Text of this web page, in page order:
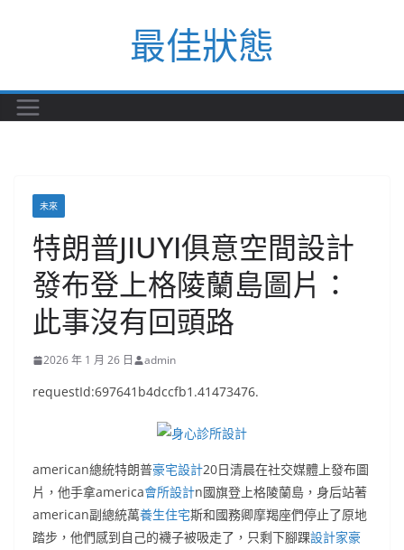
最佳狀態
未來
特朗普JIUYI俱意空間設計
發布登上格陵蘭島圖片：
此事沒有回頭路
2026 年 1 月 26 日 admin
requestId:697641b4dccfb1.41473476.
身心診所設計
american總統特朗普豪宅設計20日清晨在社交媒體上發布圖
片，他手拿america會所設計n國旗登上格陵蘭島，身后站著
american副總統萬養生住宅斯和國務卿摩羯座們停止了原地
踏步，他們感到自己的襪子被吸走了，只剩下腳踝設計家豪